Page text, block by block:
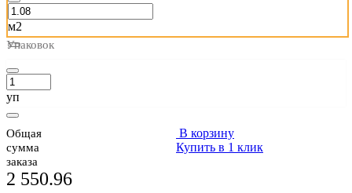
м2
Упаковок
уп
Общая
сумма
заказа
2 550.96
В корзину
Купить в 1 клик